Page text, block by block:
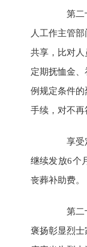
第二十
人工作主管
共享，比对
定期抚恤金
例规定条件
手续，对不再
享受定
继续发放6个
丧葬补助费。
第二十
褒扬彰显烈